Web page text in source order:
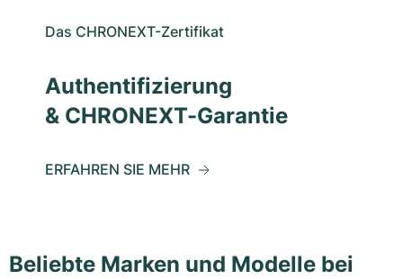
Das CHRONEXT-Zertifikat
Authentifizierung
& CHRONEXT-Garantie
ERFAHREN SIE MEHR
Beliebte Marken und Modelle bei